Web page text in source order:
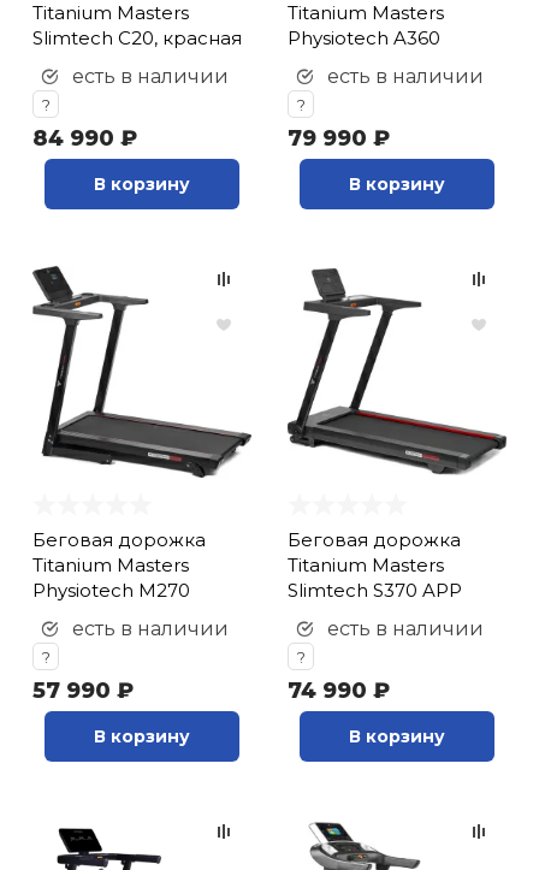
Titanium Masters
Slimtech C20, красная
есть в наличии
?
84 990 ₽
В корзину
Titanium Masters
Physiotech A360
есть в наличии
?
79 990 ₽
В корзину
Беговая дорожка
Titanium Masters
Physiotech M270
есть в наличии
?
57 990 ₽
В корзину
Беговая дорожка
Titanium Masters
Slimtech S370 APP
есть в наличии
?
74 990 ₽
В корзину